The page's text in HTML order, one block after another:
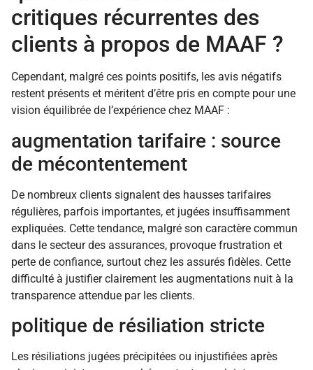
critiques récurrentes des
clients à propos de MAAF ?
Cependant, malgré ces points positifs, les avis négatifs
restent présents et méritent d’être pris en compte pour une
vision équilibrée de l’expérience chez MAAF :
augmentation tarifaire : source
de mécontentement
De nombreux clients signalent des hausses tarifaires
régulières, parfois importantes, et jugées insuffisamment
expliquées. Cette tendance, malgré son caractère commun
dans le secteur des assurances, provoque frustration et
perte de confiance, surtout chez les assurés fidèles. Cette
difficulté à justifier clairement les augmentations nuit à la
transparence attendue par les clients.
politique de résiliation stricte
Les résiliations jugées précipitées ou injustifiées après